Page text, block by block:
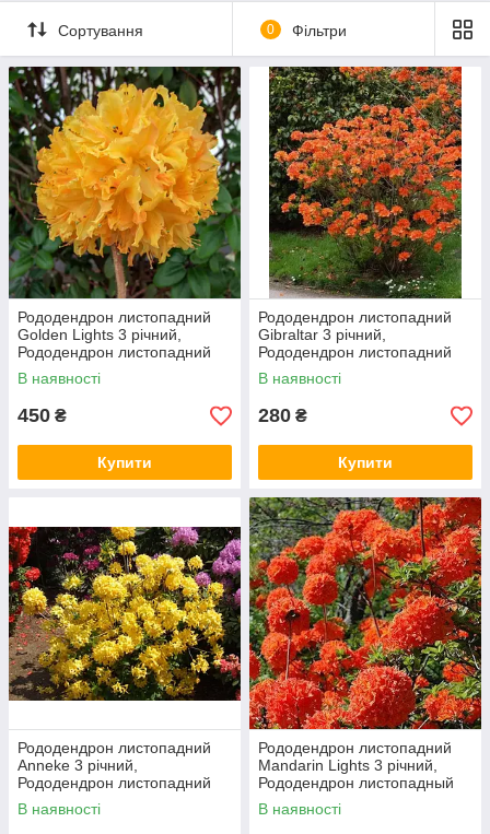
Сортування 0 Фільтри
Рододендрон листопадний
Golden Lights 3 річний,
Рододендрон листопадний
Голден Лайт, Azalea Golden
Lights
В наявності
450 ₴
Купити
Рододендрон листопадний
Gibraltar 3 річний,
Рододендрон листопадний
Гібралтар, Rhododendron
Gibraltar
В наявності
280 ₴
Купити
Рододендрон листопадний
Anneke 3 річний,
Рододендрон листопадний
Аннеке, Rhododendron
Anneke
В наявності
Рододендрон листопадний
Mandarin Lights 3 річний,
Рододендрон листопадный
Мандарин Лайтс
Rhododendron Mandarin
В наявності